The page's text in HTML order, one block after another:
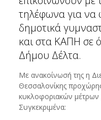
τηλέφωνα για να
δημοτικά
και στα ΚΑΠΗ σε
Δήμου Δέλτα.
Με ανακοίνωσή της η
Θεσσαλονίκης
κυκλοφοριακών μέτρων
Συγκεκριμένα: